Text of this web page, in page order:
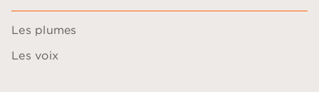
Les plumes
Les voix